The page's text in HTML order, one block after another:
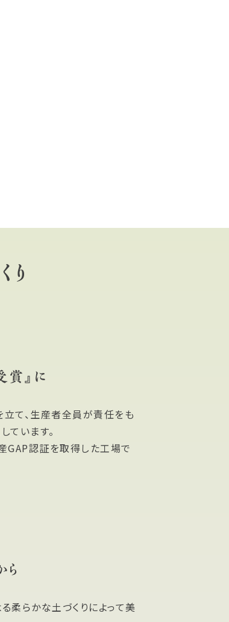
り
賞』に
て、生産者全員が責任をも
ています。
GAP認証を取得した工場で
ら
柔らかな土づくりによって美